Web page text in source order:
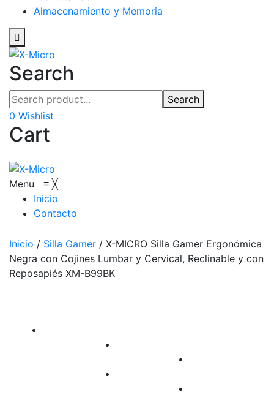
Almacenamiento y Memoria
Search
Search
0 Wishlist
Cart
Menu ≡ ╳
Inicio
Contacto
Inicio / Silla Gamer / X-MICRO Silla Gamer Ergonómica
Negra con Cojines Lumbar y Cervical, Reclinable y con
Reposapiés XM-B99BK